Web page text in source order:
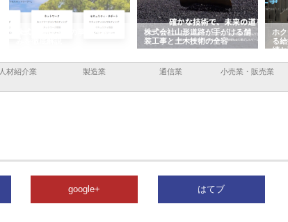
株式会社ＣＳＡの事業内容と強
株式会社山形道路が手がける舗
装工事と土木技術の全容
ホ
る
績
人材紹介業 製造業 通信業 小売業・販売業
google+ はてブ